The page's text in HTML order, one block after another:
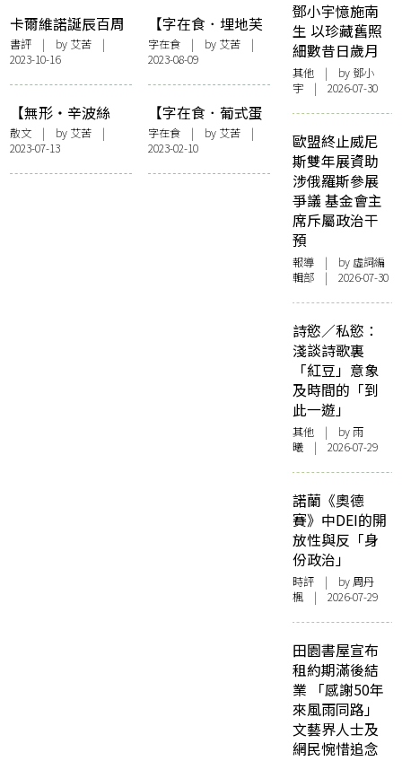
卡爾維諾誕辰百周
年：向東的自尋之
旅
書評 | by 艾苦 |
2023-10-16
【字在食．埋地芙
娜】突尼西亞菜的
女性主義
字在食| by 艾苦|
2023-08-09
【無形・辛波絲
卡，種種可能】逛
博物館之樂
散文 | by 艾苦 |
2023-07-13
【字在食．葡式蛋
撻】熱羅尼莫斯修
道院之旅
字在食| by 艾苦|
2023-02-10
鄧小宇憶施南
生 以珍藏舊照
細數昔日歲月
其他 | by 鄧小
宇 | 2026-07-30
歐盟終止威尼
斯雙年展資助
涉俄羅斯參展
爭議 基金會主
席斥屬政治干
預
報導 | by 虛詞編
輯部 | 2026-07-30
詩慾／私慾：
淺談詩歌裏
「紅豆」意象
及時間的「到
此一遊」
其他 | by 雨
曦 | 2026-07-29
諾蘭《奧德
賽》中DEI的開
放性與反「身
份政治」
時評 | by周丹
楓 | 2026-07-29
田園書屋宣布
租約期滿後結
業 「感謝50年
來風雨同路」
文藝界人士及
網民惋惜追念